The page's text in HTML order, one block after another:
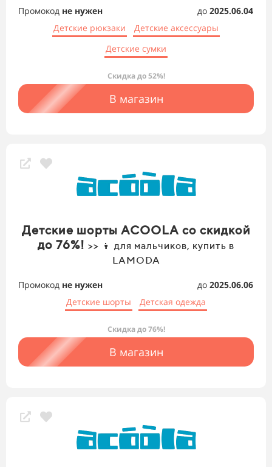
Промокод не нужен до 2025.06.04
Детские рюкзаки
Детские аксессуары
Детские сумки
Скидка до 52%!
В магазин
Детские шорты ACOOLA со скидкой
до 76%! >> 👦 для мальчиков, купить в
LAMODA
Промокод не нужен до 2025.06.06
Детские шорты
Детская одежда
Скидка до 76%!
В магазин